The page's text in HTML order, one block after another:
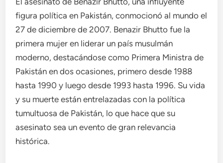
figura política en Pakistán, conmocionó al mundo el
27 de diciembre de 2007. Benazir Bhutto fue la
primera mujer en liderar un país musulmán
moderno, destacándose como Primera Ministra de
Pakistán en dos ocasiones, primero desde 1988
hasta 1990 y luego desde 1993 hasta 1996. Su vida
y su muerte están entrelazadas con la política
tumultuosa de Pakistán, lo que hace que su
asesinato sea un evento de gran relevancia
histórica.